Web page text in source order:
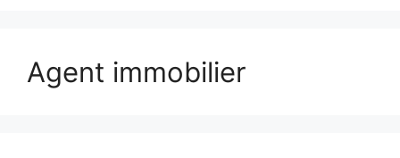
Agent immobilier